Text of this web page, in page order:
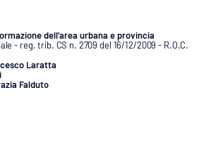
dell’area urbana e provincia
- reg. trib. CS n. 2709 del 16/12/2009 - R.O.C.
Laratta
Falduto